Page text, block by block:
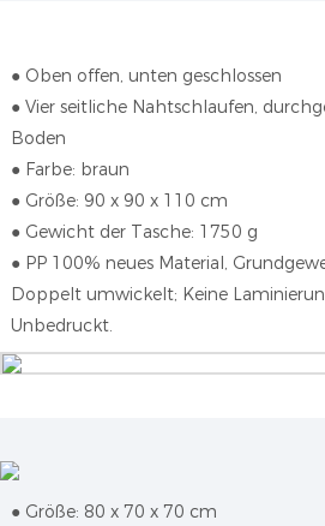
● Oben offen, unten geschlossen
● Vier seitliche Nahtschlaufen,
Boden
● Farbe: braun
● Größe: 90 x 90 x 110 cm
● Gewicht der Tasche: 1750 g
● PP 100% neues Material,
Doppelt umwickelt; Keine
Unbedruckt.
● Größe: 80 x 70 x 70 cm